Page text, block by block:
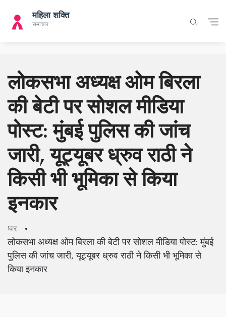
लोकसभा अध्यक्ष ओम बिरला
की बेटी पर सोशल मीडिया
पोस्ट: मुंबई पुलिस की जांच
जारी, यूट्यूबर ध्रुव राठी ने
किसी भी भूमिका से किया
इनकार
घर
लोकसभा अध्यक्ष ओम बिरला की बेटी पर सोशल मीडिया पोस्ट: मुंबई
पुलिस की जांच जारी, यूट्यूबर ध्रुव राठी ने किसी भी भूमिका से
किया इनकार